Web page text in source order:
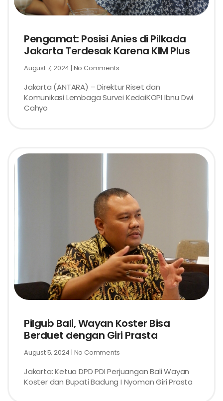
Pengamat: Posisi Anies di Pilkada
Jakarta Terdesak Karena KIM Plus
August 7, 2024 No Comments
Jakarta (ANTARA) – Direktur Riset dan
Komunikasi Lembaga Survei KedaiKOPI Ibnu Dwi
Cahyo
Pilgub Bali, Wayan Koster Bisa
Berduet dengan Giri Prasta
August 5, 2024 No Comments
Jakarta: Ketua DPD PDI Perjuangan Bali Wayan
Koster dan Bupati Badung I Nyoman Giri Prasta